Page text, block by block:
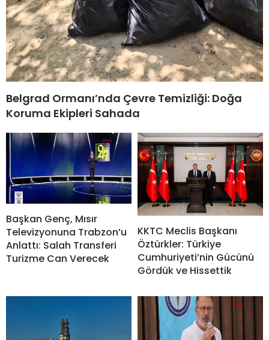
Belgrad Ormanı’nda Çevre Temizliği: Doğa
Koruma Ekipleri Sahada
Başkan Genç, Mısır
Televizyonuna Trabzon’u
Anlattı: Salah Transferi
Turizme Can Verecek
KKTC Meclis Başkanı
Öztürkler: Türkiye
Cumhuriyeti’nin Gücünü
Gördük ve Hissettik